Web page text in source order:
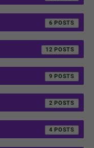
6
12
9
2
4